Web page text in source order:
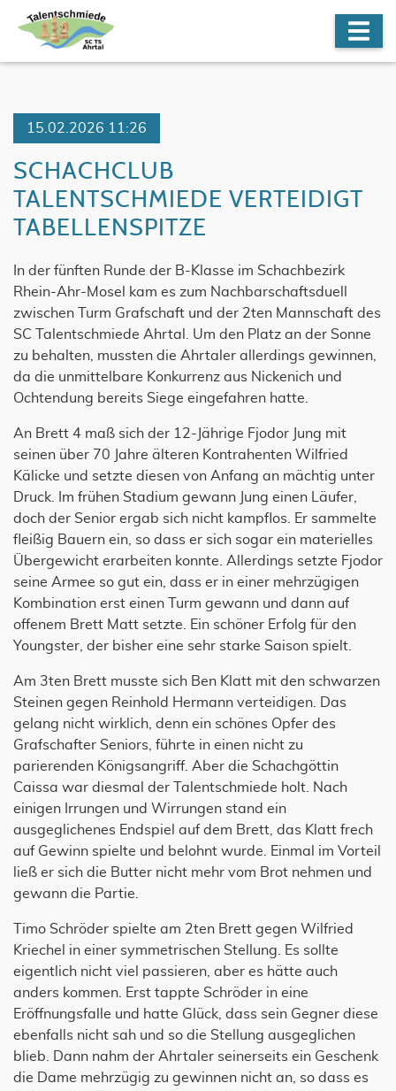
15.02.2026 11:26
SCHACHCLUB
TALENTSCHMIEDE VERTEIDIGT
TABELLENSPITZE
In der fünften Runde der B-Klasse im Schachbezirk
Rhein-Ahr-Mosel kam es zum Nachbarschaftsduell
zwischen Turm Grafschaft und der 2ten Mannschaft des
SC Talentschmiede Ahrtal. Um den Platz an der Sonne
zu behalten, mussten die Ahrtaler allerdings gewinnen,
da die unmittelbare Konkurrenz aus Nickenich und
Ochtendung bereits Siege eingefahren hatte.
An Brett 4 maß sich der 12-Jährige Fjodor Jung mit
seinen über 70 Jahre älteren Kontrahenten Wilfried
Kälicke und setzte diesen von Anfang an mächtig unter
Druck. Im frühen Stadium gewann Jung einen Läufer,
doch der Senior ergab sich nicht kampflos. Er sammelte
fleißig Bauern ein, so dass er sich sogar ein materielles
Übergewicht erarbeiten konnte. Allerdings setzte Fjodor
seine Armee so gut ein, dass er in einer mehrzügigen
Kombination erst einen Turm gewann und dann auf
offenem Brett Matt setzte. Ein schöner Erfolg für den
Youngster, der bisher eine sehr starke Saison spielt.
Am 3ten Brett musste sich Ben Klatt mit den schwarzen
Steinen gegen Reinhold Hermann verteidigen. Das
gelang nicht wirklich, denn ein schönes Opfer des
Grafschafter Seniors, führte in einen nicht zu
parierenden Königsangriff. Aber die Schachgöttin
Caissa war diesmal der Talentschmiede holt. Nach
einigen Irrungen und Wirrungen stand ein
ausgeglichenes Endspiel auf dem Brett, das Klatt frech
auf Gewinn spielte und belohnt wurde. Einmal im Vorteil
ließ er sich die Butter nicht mehr vom Brot nehmen und
gewann die Partie.
Timo Schröder spielte am 2ten Brett gegen Wilfried
Kriechel in einer symmetrischen Stellung. Es sollte
eigentlich nicht viel passieren, aber es hätte auch
anders kommen. Erst tappte Schröder in eine
Eröffnungsfalle und hatte Glück, dass sein Gegner diese
ebenfalls nicht sah und so die Stellung ausgeglichen
blieb. Dann nahm der Ahrtaler seinerseits ein Geschenk
die Dame mehrzügig zu gewinnen nicht an, so dass es